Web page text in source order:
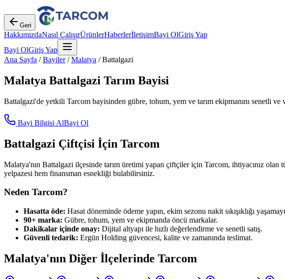
Geri
HakkımızdaNasıl ÇalışırÜrünlerHaberlerİletişimBayi OlGiriş Yap
Bayi OlGiriş Yap
Ana Sayfa /Bayiler/Malatya /Battalgazi
Malatya Battalgazi Tarım Bayisi
Battalgazi'de yetkili Tarcom bayisinden gübre, tohum, yem ve tarım ekipmanını senetli ve
Bayi Bilgisi AlBayi Ol
Battalgazi Çiftçisi İçin Tarcom
Malatya'nın Battalgazi ilçesinde tarım üretimi yapan çiftçiler için Tarcom, ihtiyacınız
yelpazesi hem finansman esnekliği bulabilirsiniz.
Neden Tarcom?
Hasatta öde: Hasat döneminde ödeme yapın, ekim sezonu nakit sıkışıklığı
90+ marka: Gübre, tohum, yem ve ekipmanda öncü markalar.
Dakikalar içinde onay: Dijital altyapı ile hızlı değerlendirme ve senetli satış.
Güvenli tedarik: Ergün Holding güvencesi, kalite ve zamanında teslimat.
Malatya'nın Diğer İlçelerinde Tarcom